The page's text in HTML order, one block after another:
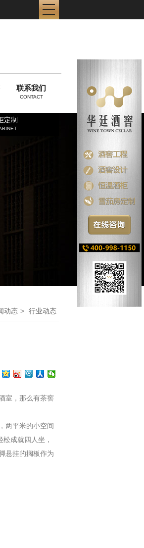
联系我们
CONTACT
定制
动态 > 行业动态
室，那么有茶窖
两平米的小空间
成就四人坐，
悬挂的搁板作为